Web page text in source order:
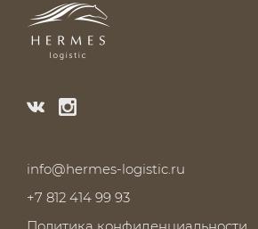
info@hermes-logistic.ru
+7 812 414 99 93